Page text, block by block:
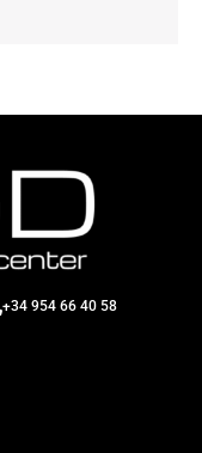
+34 954 66 40 58